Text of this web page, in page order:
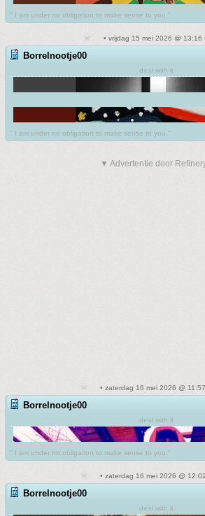
'' I am under no obligation to make sense to you.''
• vrijdag 15 mei 2026 @ 13:16
Borrelnootje00
deal with it
'' I am under no obligation to make sense to you.''
▼ Advertentie door
• zaterdag 16 mei 2026 @
Borrelnootje00
deal with it
'' I am under no obligation to make sense to you.''
• zaterdag 16 mei 2026 @
Borrelnootje00
deal with it